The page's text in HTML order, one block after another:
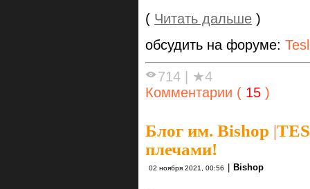
( Читать дальше )
обсудить на форуме:
714 | ★4
Комментарии ( 15 )
Блог им. Bishop |
плечами!
02 ноября 2021, 00:56 | Bishop